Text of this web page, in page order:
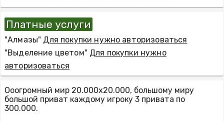
Платные услуги
"Алмазы" Для покупки нужно авторизоваться
"Выделение цветом" Для покупки нужно
авторизоваться
Ооогромный мир 20.000x20.000, большому миру
большой приват каждому игроку 3 привата по
300.000.